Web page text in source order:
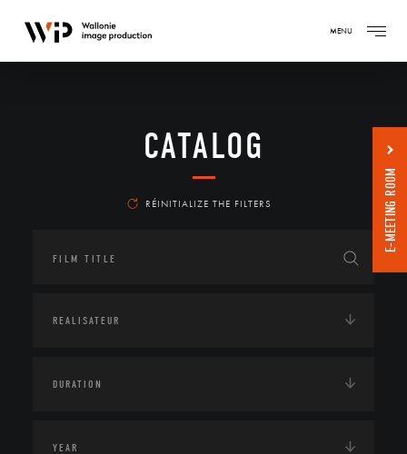
MENU
CATALOG
RÉINITIALIZE THE FILTERS E-MEETING ROOM